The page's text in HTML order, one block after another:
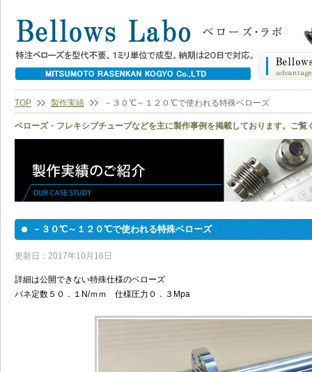
TOP 製作実績 －３０℃～１２０℃で使われる特殊ベローズ
ベローズ・フレキシブチューブなどを主に製作事例を掲載しております。ご覧
－３０℃～１２０℃で使われる特殊ベローズ
更新日：2017年10月16日
詳細は公開できない特殊仕様のベローズ
バネ定数５０．１N/ｍｍ 仕様圧力０．３Mpa